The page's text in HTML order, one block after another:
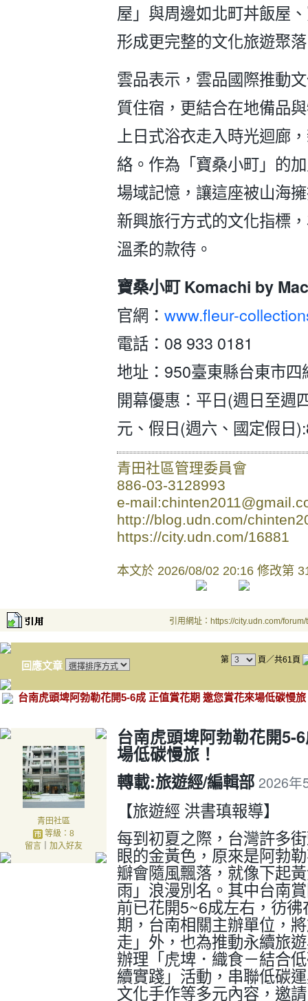
屋」與周邊如北町丼飯屋
形成更完整的文化旅遊聚
雲品表示，雲品國際推動
質住宿，更結合在地備品
上日式浴衣走入時光迴廊
絡。作為「寶桑小町」的
場域記憶，讓這座被山海
新興旅行方式的文化指標
溫柔的款待。
寶桑小町 Komachi by
官網： www.fleur-
電話：08 933 0181
地址：950臺東縣台東市
開幕優惠：平日(週日至週
元、假日(週六、國定假日
青田社區管理委員會
886-03-3128993
e-
http://blog.udn.com/
https://city.udn.com/16881
本文於 2026/08/02 20:16 修改第
引用網址：https://city.udn.com/
回應文章 第 頁／共61頁
台南虎頭埤阿勃勒花開5-6成 正值賞花期 邀您賞花來場低碳慢旅
青田社區
等級：8
留言｜ 加入好友
台南虎頭埤阿勃勒花開5-
場低碳慢旅！
轉載:旅遊經/編輯部 2026年
【旅遊經 洪書瑱報導】
每到初夏之際，台灣許多
眼的金黃色，原來是阿勃
瓣會隨風飄落，就像下起
雨」浪漫別名。其中台南
前已花開5~6成左右，彷
期，台南相關主辦單位，
走」外，也為推動永續旅
辦理「虎埤．織食－結合
續實踐」活動，串聯低碳
文化手作等多元內容，邀